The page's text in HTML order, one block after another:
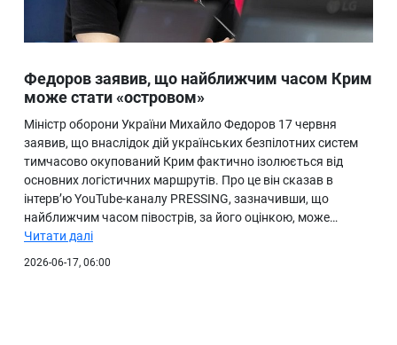
Федоров заявив, що найближчим часом Крим
може стати «островом»
Міністр оборони України Михайло Федоров 17 червня
заявив, що внаслідок дій українських безпілотних систем
тимчасово окупований Крим фактично ізолюється від
основних логістичних маршрутів. Про це він сказав в
інтерв’ю YouTube-каналу PRESSING, зазначивши, що
найближчим часом півострів, за його оцінкою, може…
Читати далі
2026-06-17, 06:00